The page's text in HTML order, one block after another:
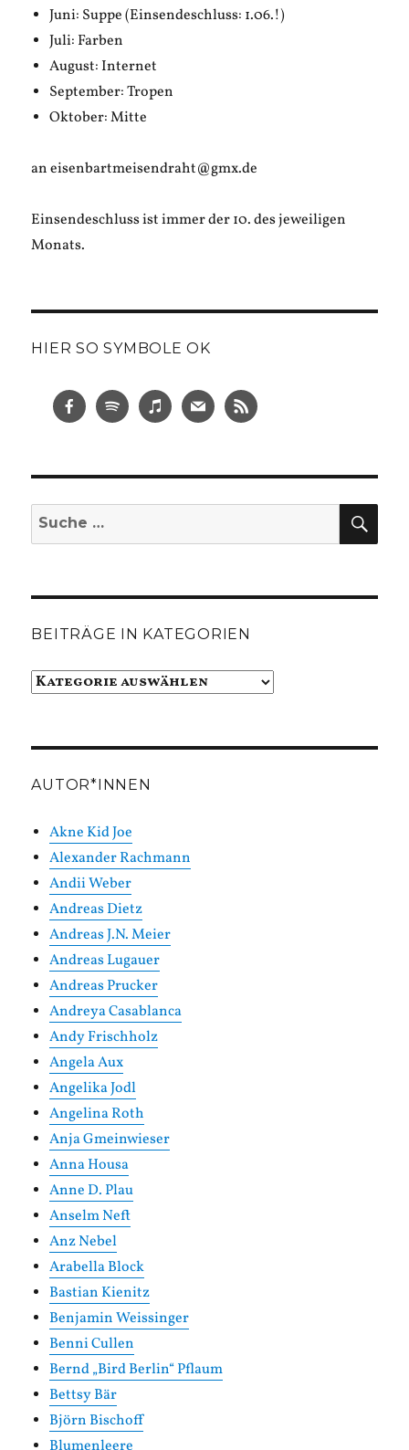
Juni: Suppe (Einsendeschluss: 1.06.!)
Juli: Farben
August: Internet
September: Tropen
Oktober: Mitte
an eisenbartmeisendraht@gmx.de
Einsendeschluss ist immer der 10. des jeweiligen
Monats.
HIER SO SYMBOLE OK
Suche
nach:
BEITRÄGE IN KATEGORIEN
Beiträge
AUTOR*INNEN
Akne Kid Joe
Alexander Rachmann
Andii Weber
Andreas Dietz
Andreas J.N. Meier
Andreas Lugauer
Andreas Prucker
Andreya Casablanca
Andy Frischholz
Angela Aux
Angelika Jodl
Angelina Roth
Anja Gmeinwieser
Anna Housa
Anne D. Plau
Anselm Neft
Anz Nebel
Arabella Block
Bastian Kienitz
Benjamin Weissinger
Benni Cullen
Bernd „Bird Berlin“ Pflaum
Bettsy Bär
Björn Bischoff